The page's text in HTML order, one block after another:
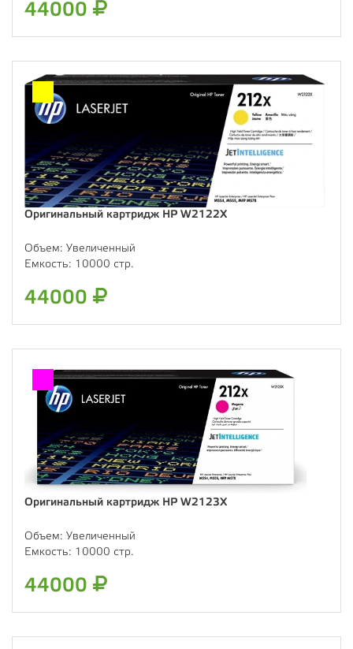
44000
Оригинальный картридж HP W2122X
Объем: Увеличенный
Емкость: 10000 стр.
44000
Оригинальный картридж HP W2123X
Объем: Увеличенный
Емкость: 10000 стр.
44000